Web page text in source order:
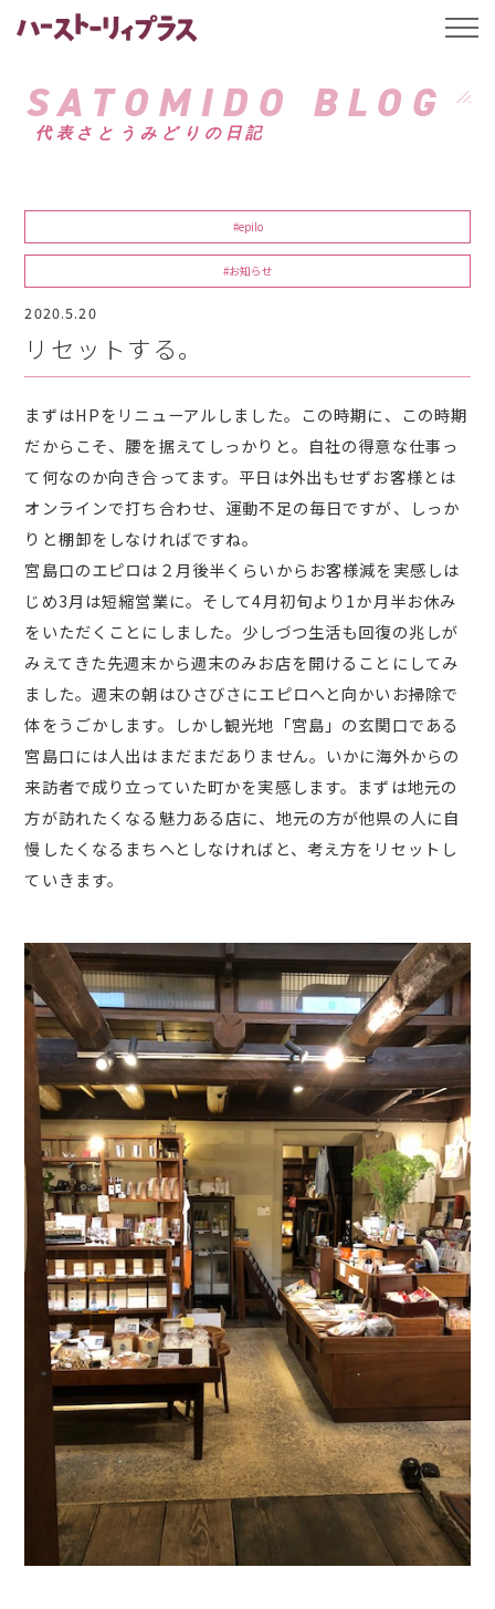
ハーストーリィプ
SATOMIDO BLOG
代表さとうみどりの日記
#epilo
#お知らせ
2020.5.20
リセットする。
まずはHPをリニューアルしました。この時期に、この時期
だからこそ、腰を据えてしっかりと。自社の得意な仕事っ
て何なのか向き合ってます。平日は外出もせずお客様とは
オンラインで打ち合わせ、運動不足の毎日ですが、しっか
りと棚卸をしなければですね。
宮島口のエピロは２月後半くらいからお客様減を実感しは
じめ3月は短縮営業に。そして4月初旬より1か月半お休み
をいただくことにしました。少しづつ生活も回復の兆しが
みえてきた先週末から週末のみお店を開けることにしてみ
ました。週末の朝はひさびさにエピロへと向かいお掃除で
体をうごかします。しかし観光地「宮島」の玄関口である
宮島口には人出はまだまだありません。いかに海外からの
来訪者で成り立っていた町かを実感します。まずは地元の
方が訪れたくなる魅力ある店に、地元の方が他県の人に自
慢したくなるまちへとしなければと、考え方をリセットし
ていきます。
t
l
a
n